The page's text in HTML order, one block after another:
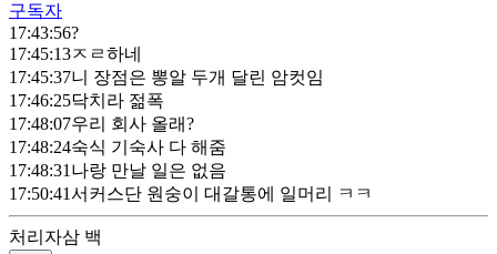
구독자
17:43:56?
17:45:13ㅈㄹ하네
17:45:37니 장점은 뽕알 두개 달린 암컷임
17:46:25닥치라 젊폭
17:48:07우리 회사 올래?
17:48:24숙식 기숙사 다 해줌
17:48:31 나랑 만날 일은 없음
17:50:41서커스단 원숭이 대갈통에 일머리 ㅋㅋ
처리자삼 백